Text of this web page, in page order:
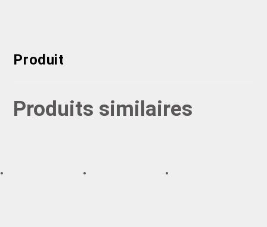
Produit
Produits similaires